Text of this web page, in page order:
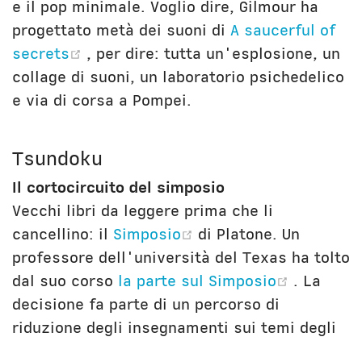
e il pop minimale. Voglio dire, Gilmour ha
progettato metà dei suoni di A saucerful of
secrets
(opens new window)
, per dire: tutta un'esplosione, un
collage di suoni, un laboratorio psichedelico
e via di corsa a Pompei.
Tsundoku
Il cortocircuito del simposio
Vecchi libri da leggere prima che li
cancellino: il Simposio (opens new window)
di Platone. Un
professore dell'università del Texas ha tolto
dal suo corso la parte sul Simposio (opens
. La
decisione fa parte di un percorso di
riduzione degli insegnamenti sui temi degli